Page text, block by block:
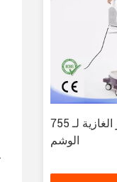
آلة الليزر غير الغازية لـ 755nm لإزالة
الوشم